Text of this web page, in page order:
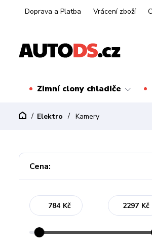
Doprava a Platba Vrácení zboží
Zimní clony chladiče
Elektro Kamery
Cena:
Kč Kč